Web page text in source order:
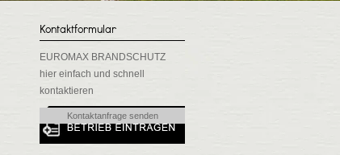
Kontaktformular
EUROMAX BRANDSCHUTZ
hier einfach und schnell
kontaktieren
Kontaktanfrage senden